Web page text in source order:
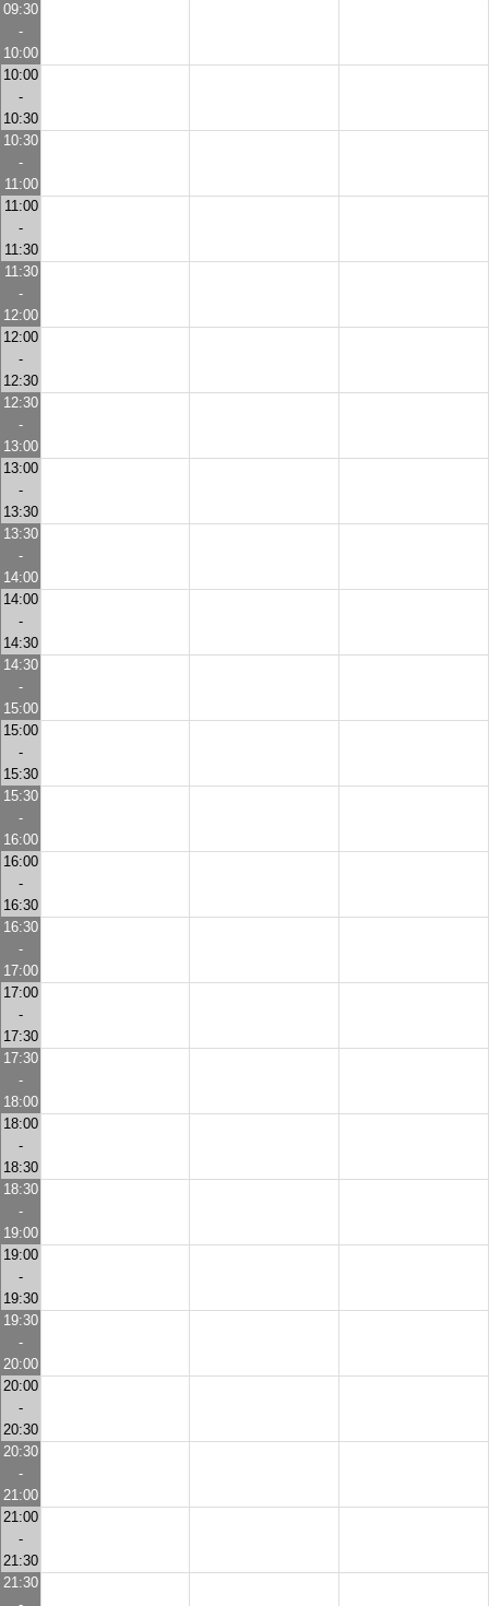
09:30
-
10:00
10:00
-
10:30
10:30
-
11:00
11:00
-
11:30
11:30
-
12:00
12:00
-
12:30
12:30
-
13:00
13:00
-
13:30
13:30
-
14:00
14:00
-
14:30
14:30
-
15:00
15:00
-
15:30
15:30
-
16:00
16:00
-
16:30
16:30
-
17:00
17:00
-
17:30
17:30
-
18:00
18:00
-
18:30
18:30
-
19:00
19:00
-
19:30
19:30
-
20:00
20:00
-
20:30
20:30
-
21:00
21:00
-
21:30
21:30